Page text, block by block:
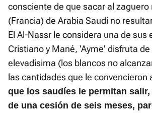
consciente de que sacar al zaguero
(Francia) de Arabia Saudí no
El Al-Nassr le considera una de sus
Cristiano y Mané, 'Ayme' disfruta
elevadísima (los blancos no
las cantidades que le convencieron
que los saudíes le permitan
de una cesión de seis meses,